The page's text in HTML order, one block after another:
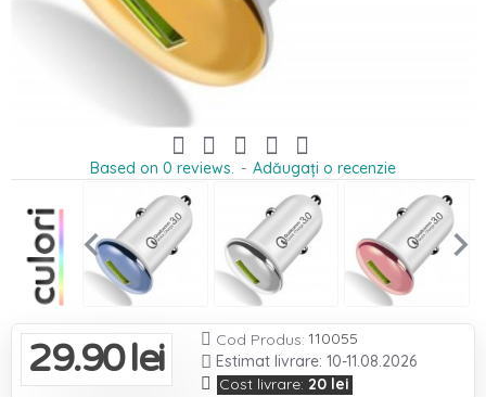
Based on 0 reviews. - Adăugați o recenzie
29.90 lei  Cod Produs: 110055
Estimat livrare: 10-11.08.2026
Cost livrare: 20 lei